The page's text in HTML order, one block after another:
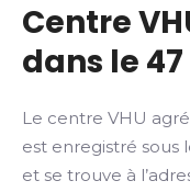
Centre
dans le 47
Le centre VHU
est enregistré sous
et se trouve à